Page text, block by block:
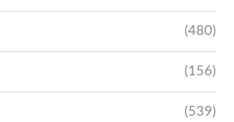
(480)
(156)
(539)